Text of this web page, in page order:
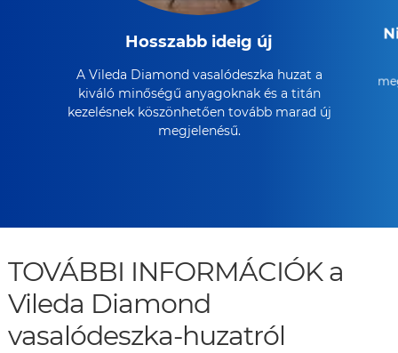
Hosszabb ideig új
A Vileda Diamond vasalódeszka huzat a
kiváló minőségű anyagoknak és a titán
kezelésnek köszönhetően tovább marad új
megjelenésű.
TOVÁBBI INFORMÁCIÓK a
Vileda Diamond
vasalódeszka-huzatról